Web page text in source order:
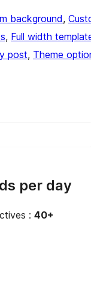
background,
, Full width
post, Theme
per day
: 40+